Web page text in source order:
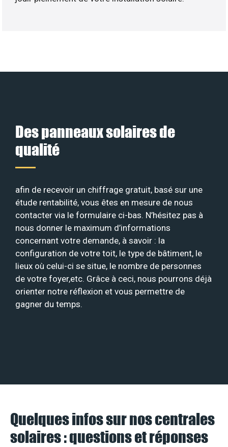
Des panneaux solaires de
qualité
afin de recevoir un chiffrage gratuit, basé sur une
étude rentabilité, vous êtes en mesure de nous
contacter via le formulaire ci-bas. N’hésitez pas à
nous donner le maximum d’informations
concernant votre demande, à savoir : la
configuration de votre toit, le type de bâtiment, le
lieux où celui-ci se situe, le nombre de personnes
de votre foyer,etc. Grâce à ceci, nous pourrons déjà
orienter notre réflexion et vous permettre de
gagner du temps.
Quelques infos sur nos centrales
solaires : questions et réponses